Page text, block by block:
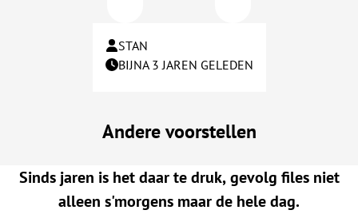
STAN
BIJNA 3 JAREN GELEDEN
Andere voorstellen
Sinds jaren is het daar te druk, gevolg files niet
alleen s'morgens maar de hele dag.